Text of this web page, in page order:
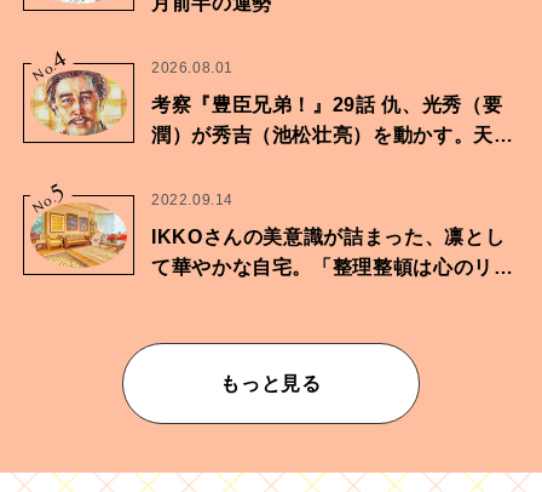
No.
4 2026.08.01
考察『豊臣兄弟！』29話 仇、光秀（要
潤）が秀吉（池松壮亮）を動かす。天下
No.
5 2022.09.14
IKKOさんの美意識が詰まった、凛とし
て華やかな自宅。「整理整頓は心のリズ
もっと見る